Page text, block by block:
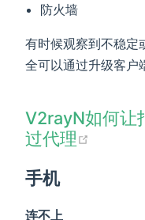
防火墙
有时候观察到不稳
全可以通过升级客户
V2rayN如何让
过代理
手机
连不上